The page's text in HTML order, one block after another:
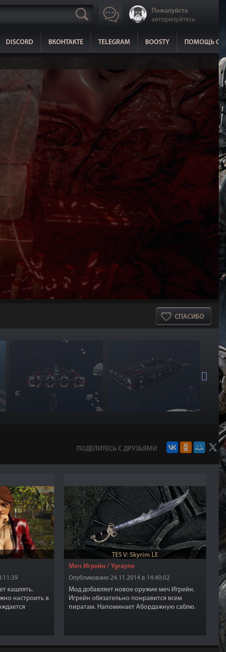
Пожалуйста
авторизуйтесь
DISCORD ВКОНТАКТЕ TELEGRAM BOOSTY ПОМОЩЬ
СПАСИБО
ПОДЕЛИТЕСЬ С ДРУЗЬЯМИ
кашлять.
настроить в
TES V: Skyrim LE
Меч Игрейн / Ygrayne
Опубликовано 24.11.2014 в 14:40:02
Мод добавляет новое оружие меч Игрейн.
Игрейн обязательно понравится всем
пиратам. Напоминает Абордажную саблю.